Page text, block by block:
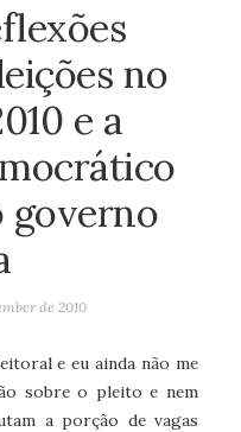
no
e a
governo
de 2010
e eu ainda não me
sobre o pleito e nem
a porção de vagas